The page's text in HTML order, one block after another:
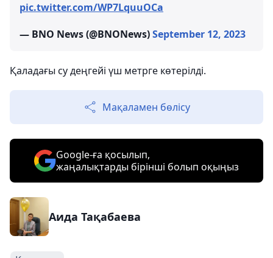
pic.twitter.com/WP7LquuOCa
— BNO News (@BNONews)September 12, 2023
Қаладағы су деңгейі үш метрге көтерілді.
Мақаламен бөлісу
Google-ға қосылып,
жаңалықтарды бірінші болып оқыңыз
Аида Тақабаева